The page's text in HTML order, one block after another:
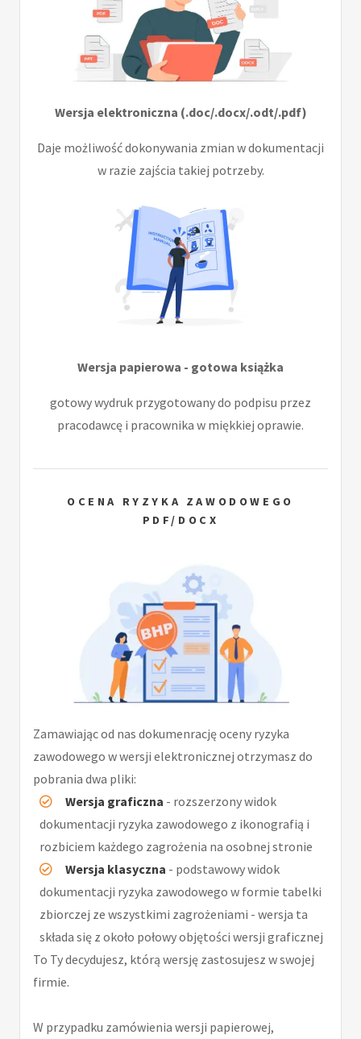
Wersja elektroniczna (.doc/.docx/.odt/.pdf)
Daje możliwość dokonywania zmian w dokumentacji
w razie zajścia takiej potrzeby.
Wersja papierowa - gotowa książka
gotowy wydruk przygotowany do podpisu przez
pracodawcę i pracownika w miękkiej oprawie.
OCENA RYZYKA ZAWODOWEGO
PDF/DOCX
Zamawiając od nas dokumenrację oceny ryzyka
zawodowego w wersji elektronicznej otrzymasz do
pobrania dwa pliki:
Wersja graficzna - rozszerzony widok
dokumentacji ryzyka zawodowego z ikonografią i
rozbiciem każdego zagrożenia na osobnej stronie
Wersja klasyczna - podstawowy widok
dokumentacji ryzyka zawodowego w formie tabelki
zbiorczej ze wszystkimi zagrożeniami - wersja ta
składa się z około połowy objętości wersji graficznej
To Ty decydujesz, którą wersję zastosujesz w swojej
firmie.
W przypadku zamówienia wersji papierowej,